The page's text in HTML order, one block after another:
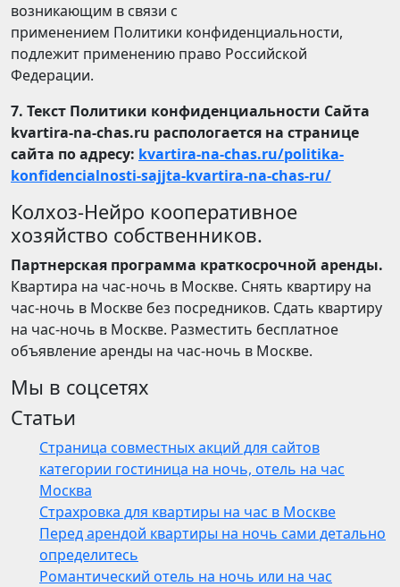
возникающим в связи с
применением Политики конфиденциальности,
подлежит применению право Российской
Федерации.
7. Текст Политики конфиденциальности Сайта
kvartira-na-chas.ru распологается на странице
сайта по адресу: kvartira-na-chas.ru/politika-
konfidencialnosti-sajjta-kvartira-na-chas-ru/
Колхоз-Нейро кооперативное
хозяйство собственников.
Партнерская программа краткосрочной аренды.
Квартира на час-ночь в Москве. Снять квартиру на
час-ночь в Москве без посредников. Сдать квартиру
на час-ночь в Москве. Разместить бесплатное
объявление аренды на час-ночь в Москве.
Мы в соцсетях
Статьи
Страница совместных акций для сайтов
категории гостиница на ночь, отель на час
Москва
Страхровка для квартиры на час в Москве
Перед арендой квартиры на ночь сами детально
определитесь
Романтический отель на ночь или на час